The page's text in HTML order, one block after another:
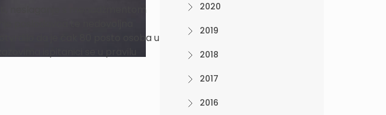
neslaganje s menadžmentom
poslodavca te nedovoljna
da je čak 80 posto osoba u
ispitanici se u pravilu
2020
2019
2018
2017
2016